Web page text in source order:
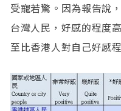
受寵若驚。因為報告說
台灣人民，好感的程度
至比香港人對自己好感